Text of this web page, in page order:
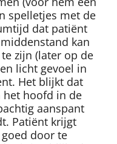
spelletjes met de
dat patiënt
kan
zijn (later op de
licht gevoel in
Het blijkt dat
het hoofd in de
aanspant
Patiënt krijgt
door te